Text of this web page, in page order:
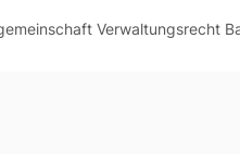
Verwaltungsrecht